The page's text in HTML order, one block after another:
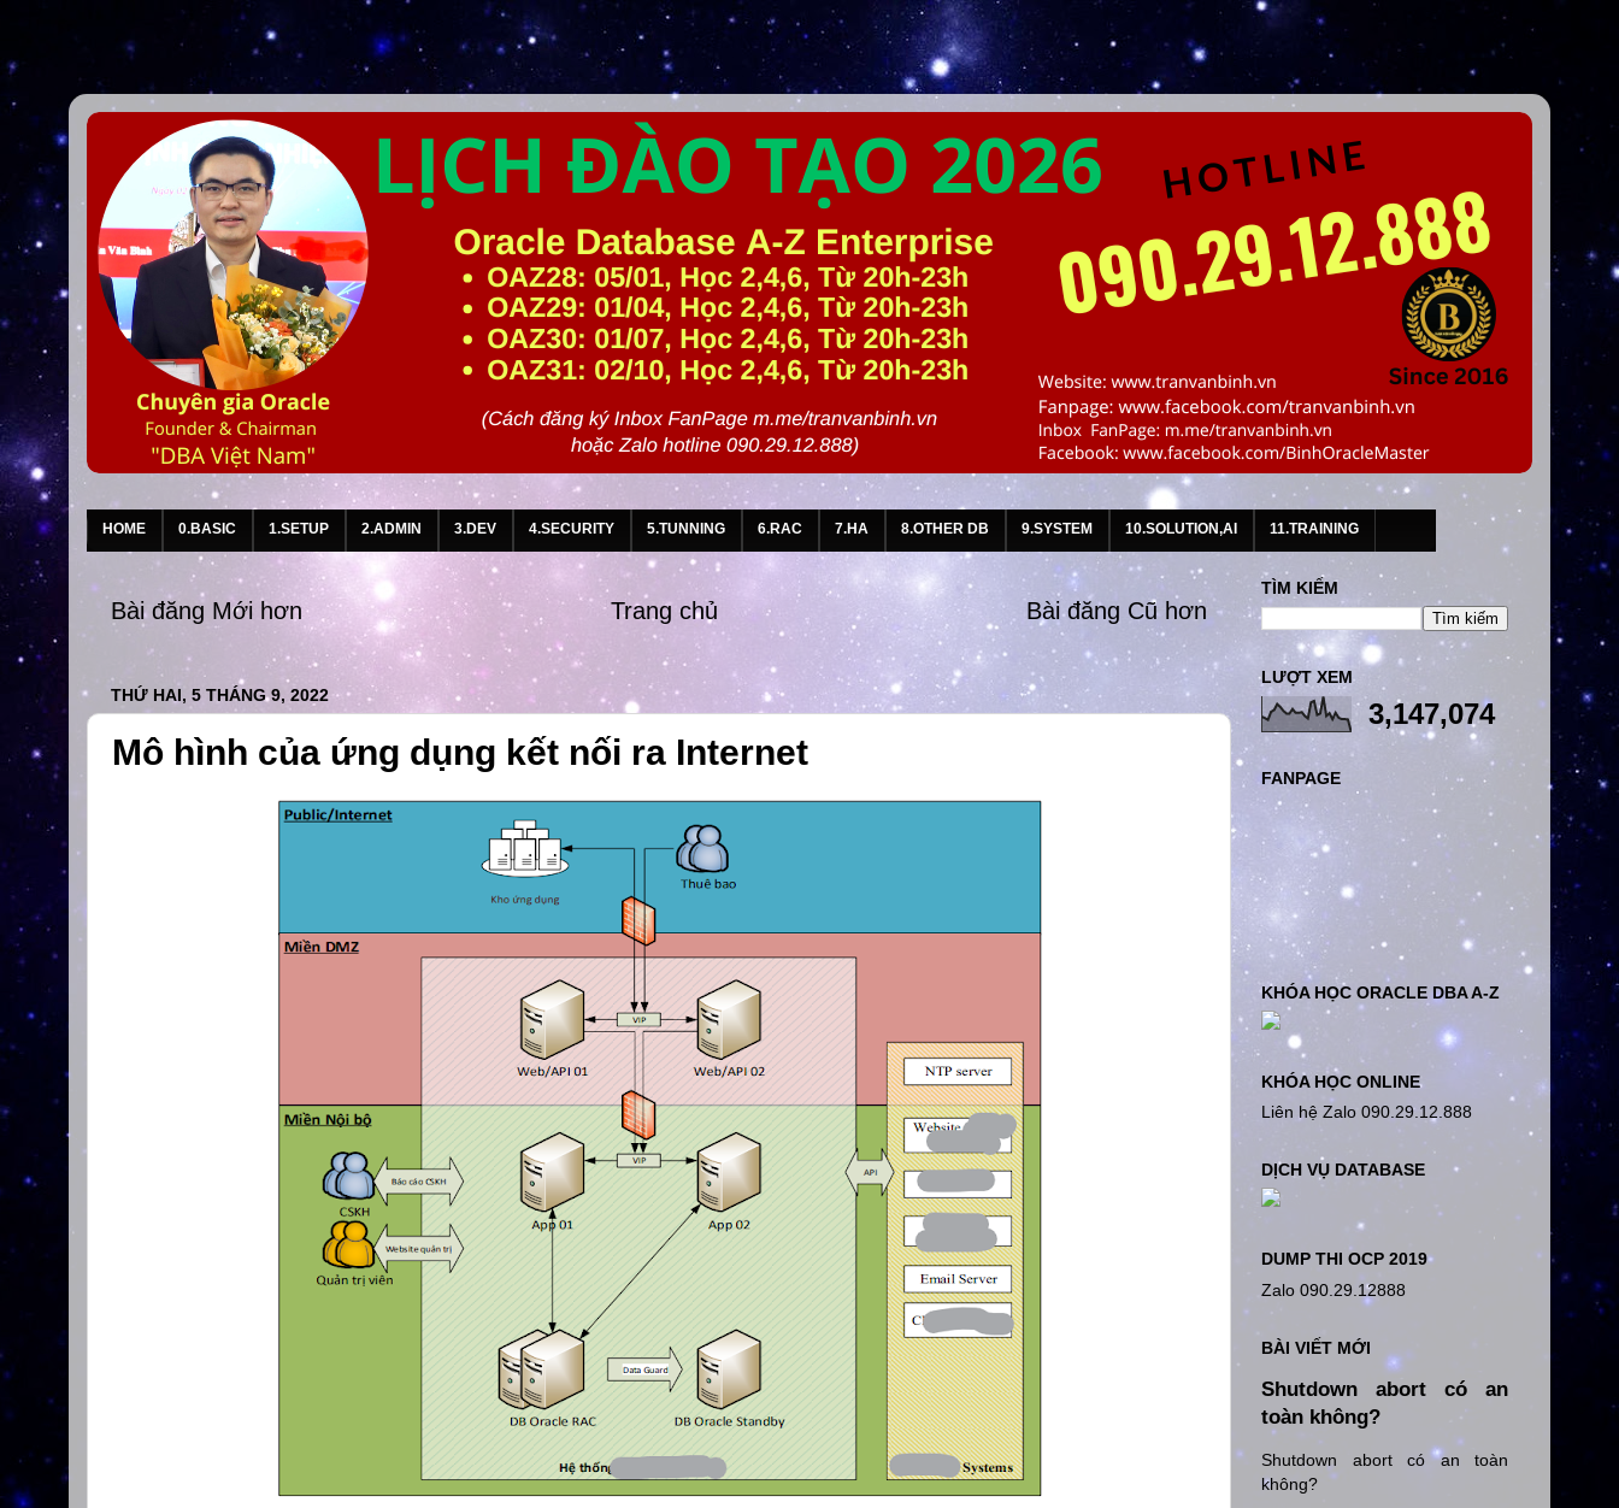
HOME 0.BASIC 1.SETUP 2.ADMIN 3.DEV 4.SECURITY 5.TUNNING 6.RAC 7.HA 8.OTHER DB 9.SYSTEM 10.SOLUTION,AI 11.TRAINING
Bài đăng Mới hơn Bài đăng Cũ hơn
Trang chủ
THỨ HAI, 5 THÁNG 9, 2022
Mô hình của ứng dụng kết nối ra Internet
TÌM KIẾM
LƯỢT XEM
3,147,074
FANPAGE
KHÓA HỌC ORACLE DBA A-Z
KHÓA HỌC ONLINE
Liên hệ Zalo 090.29.12.888
DỊCH VỤ DATABASE
DUMP THI OCP 2019
Zalo 090.29.12888
BÀI VIẾT MỚI
Shutdown abort có an
toàn không?
Shutdown abort có an toàn
không?